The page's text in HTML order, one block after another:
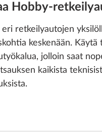
Hobby-
eri retkeilyautojen
keskenään. Käytä
jolloin saat
kaikista